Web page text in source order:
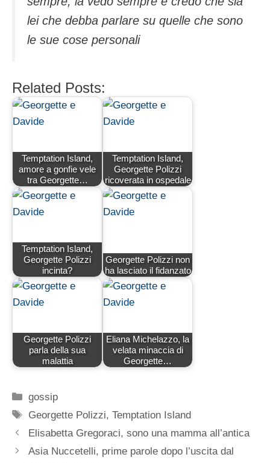
lei che debba parlare su quelle che sono
le sue cose personali
Related Posts:
Temptation Island,
amore a gonfie vele
tra Georgette…
Temptation Island,
Georgette Polizzi
ricoverata in ospedale
Temptation Island,
Georgette Polizzi
incinta?
Georgette Polizzi non
ha lasciato il fidanzato
Georgette Polizzi
parla della sua
malattia
Eliana Michelazzo, la
velata minaccia di
Georgette…
Categorie
gossip
Tag
Georgette Polizzi,Temptation Island
Elisabetta Gregoraci, sono una mamma all’antica
Asia Nuccetelli, prime parole dopo l’uscita dal